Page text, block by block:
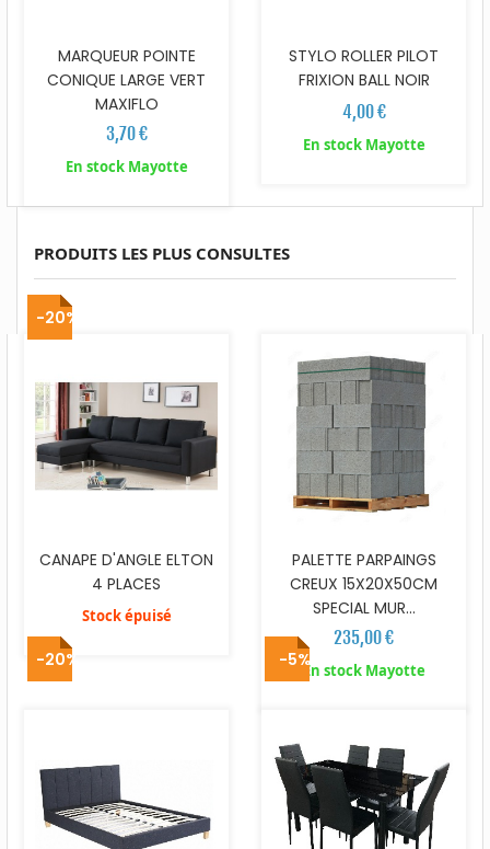
MARQUEUR POINTE
CONIQUE LARGE VERT
MAXIFLO
3,70 €
En stock Mayotte
STYLO ROLLER PILOT
FRIXION BALL NOIR
4,00 €
En stock Mayotte
PRODUITS LES PLUS CONSULTES
-20%
CANAPE D'ANGLE ELTON
4 PLACES
Stock épuisé
PALETTE PARPAINGS
CREUX 15X20X50CM
SPECIAL MUR...
235,00 €
En stock Mayotte
-20% -5%